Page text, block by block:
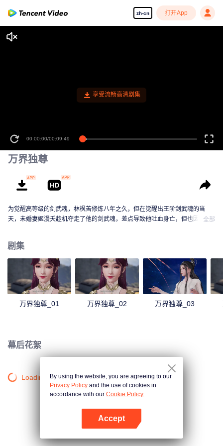
zh-cn 打开App
享受流畅高清剧集
00:00:00/00:09:49
万界独尊
为觉醒高等级的剑武魂，林枫苦修炼八年之久，但在觉醒出王阶剑武魂的当
天，未婚妻姬漫夭趁机夺走了他的剑武魂，差点导致他吐血身亡，但也因此激
南的陪伴、以及从葬神之地中得到的新力量的帮助，林枫才能重拾信心，不至
于一蹶不振，后来成功吸收了葬神之地中的神魔天尊强者们的力量，林枫的剑
武魂因此以修复，且逐渐提升到了更高层次。 通过外出历练，林枫跨越了一个
又一个的艰难险阻，一步一步地茁壮成长为受世人敬仰的强者，最终登上了武
道之巅。
全部
剧集
万界独尊_01 万界独尊_02 万界独尊_03
幕后花絮
Loading…By using the website, you are agreeing to our
Privacy Policy and the use of cookies in
accordance with our Cookie Policy.
Accept